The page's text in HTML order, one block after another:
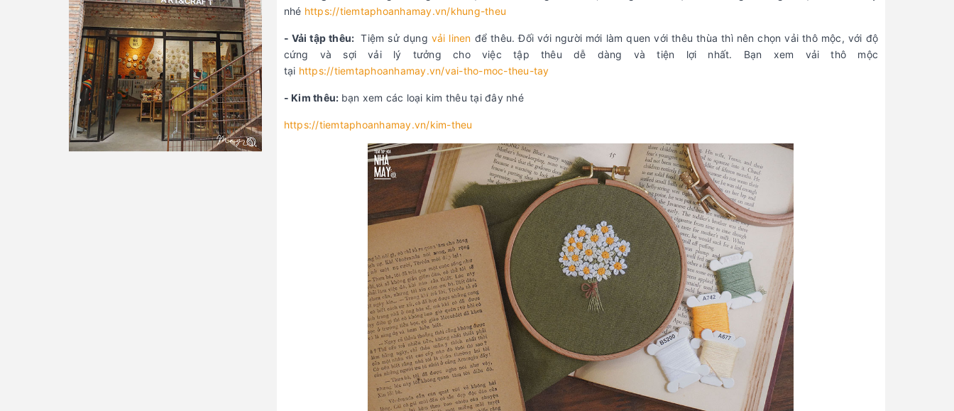
nhé https://tiemtaphoanhamay.vn/khung-theu
- Vải tập thêu: Tiệm sử dụng vải linen để thêu. Đối với người mới làm quen với thêu thùa thì nên chọn vải thô mộc, với độ
cứng và sợi vải lý tưởng cho việc tập thêu dễ dàng và tiện lợi nhất. Bạn xem vải thô mộc
tại https://tiemtaphoanhamay.vn/vai-tho-moc-theu-tay
- Kim thêu: bạn xem các loại kim thêu tại đây nhé
https://tiemtaphoanhamay.vn/kim-theu